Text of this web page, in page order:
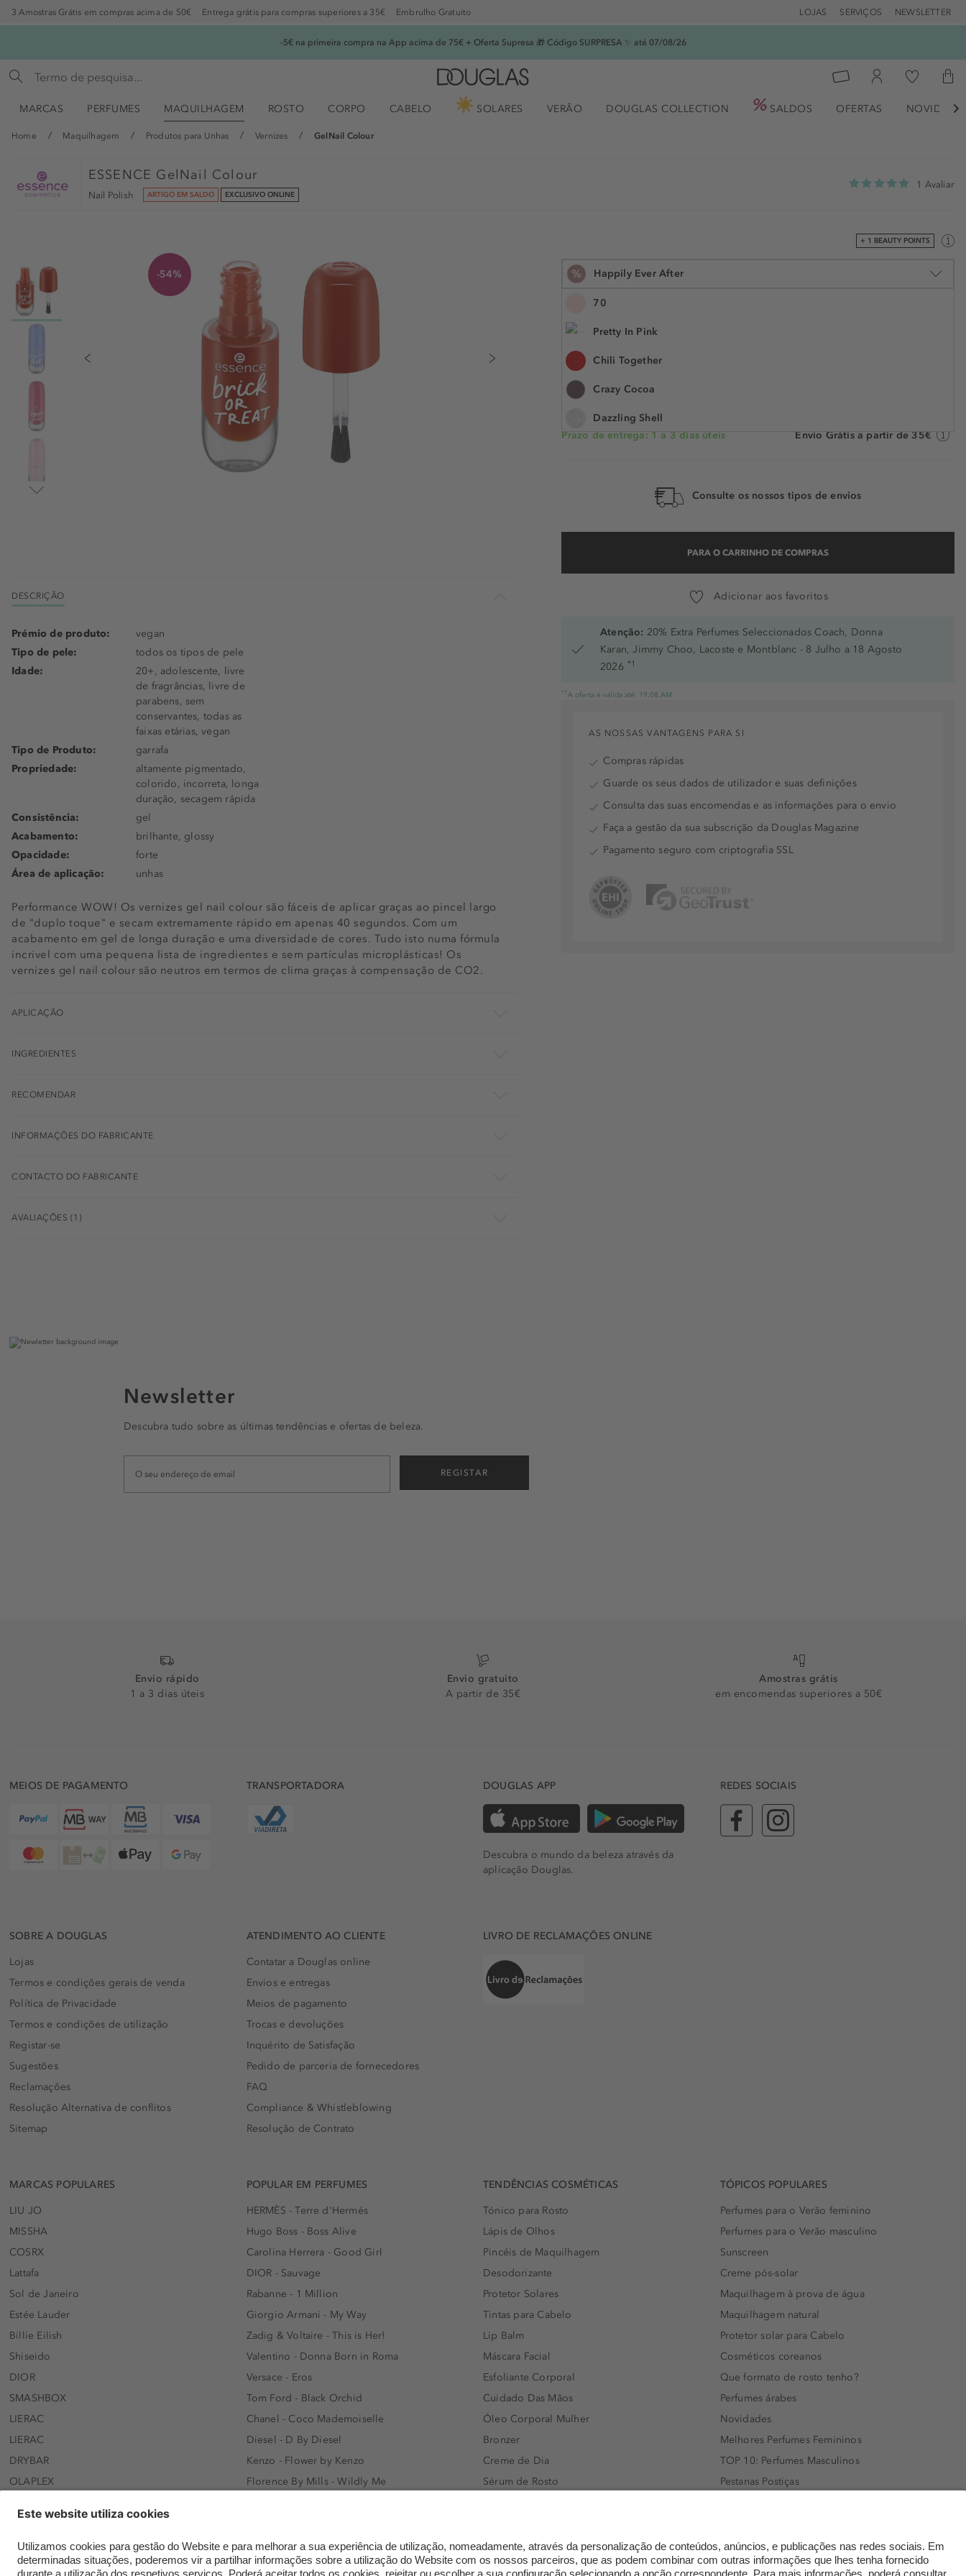
3 Amostras Grátis em compras acima de 50€ Entrega grátis para compras superiores a 35€ Embrulho Gratuito LOJAS SERVIÇOS NEWSLETTER
-5€ na primeira compra na App acima de 75€ + Oferta Supresa 🎁 Código SURPRESA ✨ até 07/08/26
MARCAS PERFUMES MAQUILHAGEM ROSTO CORPO CABELO SOLARES VERÃO DOUGLAS COLLECTION SALDOS OFERTAS 
Home Maquilhagem Produtos para Unhas Vernizes GelNail Colour
ESSENCE GelNail Colour
Nail Polish ARTIGO EM SALDO EXCLUSIVO ONLINE
1 Avaliar
+ 1 BEAUTY POINTS
-54% % Happily Ever After
70
Pretty In Pink
Chili Together
Crazy Cocoa
Dazzling Shell
Happily Ever After
I Lilac You
Pink Ink
Sugar Blush
Swirl Pool
Heart Gold
Oh-Bergine
Wavy Baby
8 ml
N.° do artigo: 1001727
Prazo de entrega: 1 a 3 dias úteis Envio Grátis a partir de 35€
Consulte os nossos tipos de envios
PARA O CARRINHO DE COMPRAS
Adicionar aos favoritos
Atenção: 20% Extra Perfumes Seleccionados Coach, Donna
Karan, Jimmy Choo, Lacoste e Montblanc - 8 Julho a 18 Agosto
2026 *1
*1 A oferta é válida até: 19.08.AM
DESCRIÇÃO
Performance WOW! Os vernizes gel nail colour são fáceis de aplicar graças ao pincel largo
de "duplo toque" e secam extremamente rápido em apenas 40 segundos. Com um
acabamento em gel de longa duração e uma diversidade de cores. Tudo isto numa fórmula
incrivel com uma pequena lista de ingredientes e sem partículas microplásticas! Os
vernizes gel nail colour são neutros em termos de clima graças à compensação de CO2.
Prémio de produto:
vegan
Tipo de pele:
todos os tipos de pele
Idade:
20+, adolescente, livre
de fragrâncias, livre de
parabens, sem
conservantes, todas as
faixas etárias, vegan
Tipo de Produto:
garrafa
Propriedade:
altamente pigmentado,
colorido, incorreta, longa
duração, secagem rápida
Consistência:
gel
Acabamento:
brilhante, glossy
Opacidade:
forte
Área de aplicação:
unhas
APLICAÇÃO
INGREDIENTES
RECOMENDAR
INFORMAÇÕES DO FABRICANTE
CONTACTO DO FABRICANTE
AVALIAÇÕES (1)
AS NOSSAS VANTAGENS PARA SI
Compras rápidas
Guarde os seus dados de utilizador e suas definições
Consulta das suas encomendas e as informações para o envio
Faça a gestão da sua subscrição da Douglas Magazine
Pagamento seguro com criptografia SSL
Newsletter
Descubra tudo sobre as últimas tendências e ofertas de beleza.
REGISTAR
Envio rápido
1 a 3 dias úteis
Envio gratuito
A partir de 35€
Amostras grátis
em encomendas superiores a 50€
MEIOS DE PAGAMENTO TRANSPORTADORA DOUGLAS APP
Descubra o mundo da beleza através da
aplicação Douglas.
REDES SOCIAIS
SOBRE A DOUGLAS
Lojas
Termos e condições gerais de venda
Política de Privacidade
Termos e condições de utilização
Registar-se
Sugestões
Reclamações
Resolução Alternativa de conflitos
Sitemap
ATENDIMENTO AO CLIENTE
Contatar a Douglas online
Envios e entregas
Meios de pagamento
Trocas e devoluções
Inquérito de Satisfação
Pedido de parceria de fornecedores
FAQ
Compliance & Whistleblowing
Resolução de Contrato
LIVRO DE RECLAMAÇÕES ONLINE
MARCAS POPULARES
LIU JO
MISSHA
COSRX
Lattafa
Sol de Janeiro
Estée Lauder
Billie Eilish
Shiseido
DIOR
SMASHBOX
LIERAC
LIERAC
DRYBAR
OLAPLEX
ARMAF
Beauty of Joseon
POPULAR EM PERFUMES
HERMÈS - Terre d'Hermés
Hugo Boss - Boss Alive
Carolina Herrera - Good Girl
DIOR - Sauvage
Rabanne - 1 Million
Giorgio Armani - My Way
Zadig & Voltaire - This is Her!
Valentino - Donna Born in Roma
Versace - Eros
Tom Ford - Black Orchid
Chanel - Coco Mademoiselle
Diesel - D By Diesel
Kenzo - Flower by Kenzo
Florence By Mills - Wildly Me
Davidoff - Cool Water Men
KHLOÉ KARDASHIAN - Xo Khloè
TENDÊNCIAS COSMÉTICAS
Tónico para Rosto
Lápis de Olhos
Pincéis de Maquilhagem
Desodorizante
Protetor Solares
Tintas para Cabelo
Lip Balm
Máscara Facial
Esfoliante Corporal
Cuidado Das Mãos
Óleo Corporal Mulher
Bronzer
Creme de Dia
Sérum de Rosto
Espuma de Limpeza Facial
Dermocosmética
TÓPICOS POPULARES
Perfumes para o Verão feminino
Perfumes para o Verão masculino
Sunscreen
Creme pós-solar
Maquilhagem à prova de água
Maquilhagem natural
Protetor solar para Cabelo
Cosméticos coreanos
Que formato de rosto tenho?
Perfumes árabes
Novidades
Melhores Perfumes Femininos
TOP 10: Perfumes Masculinos
Pestanas Postiças
Rímel colorido
Embalagens Sustentáveis